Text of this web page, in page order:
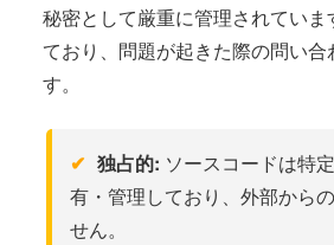
秘密として厳重に管理されていま
ており、問題が起きた際の問い
す。
独占的: ソースコードは特
有・管理しており、外部から
せん。